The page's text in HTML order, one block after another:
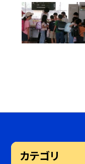
カテゴリ